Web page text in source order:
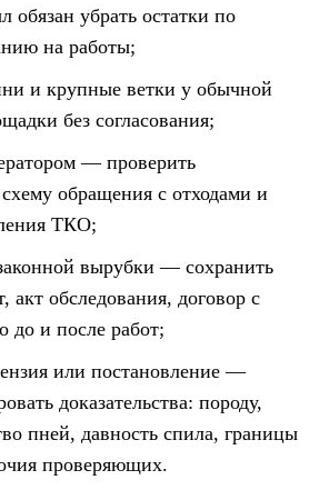
обязан убрать остатки по
на работы;
и крупные ветки у обычной
без согласования;
— проверить
обращения с отходами и
ТКО;
вырубки — сохранить
акт обследования, договор с
до и после работ;
или постановление —
доказательства: породу,
пней, давность спила, границы
проверяющих.